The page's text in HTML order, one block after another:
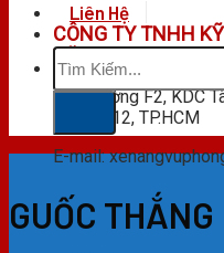
CÔNG TY TNHH
VŨ PHONG
F28 Đường F2, KDC
Hiệp, Q.12, TP.HCM
E-mail:
Liên Hệ
Tìm
kiếm:
GUỐC THẮNG